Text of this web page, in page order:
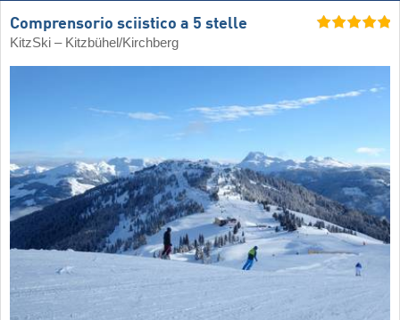
Comprensorio sciistico a 5 stelle
KitzSki – Kitzbühel/​Kirchberg